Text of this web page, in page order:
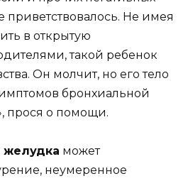
приветствовалось. Не имея
в открытую
такой ребенок
Он молчит, но его тело
бронхиальной
прося о помощи.
желудка может
неумеренное